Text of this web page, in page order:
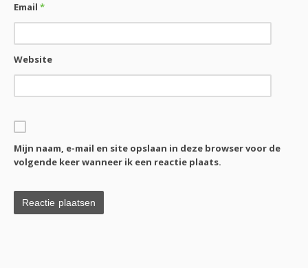
Email*
Website
Mijn naam, e-mail en site opslaan in deze browser voor de
volgende keer wanneer ik een reactie plaats.